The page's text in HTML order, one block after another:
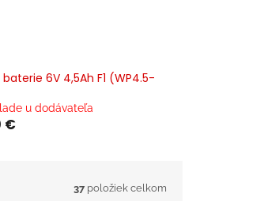
baterie 6V 4,5Ah F1 (WP4.5-
u dodávateľa
€
37 položiek celkom